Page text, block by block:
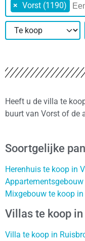
× Vorst (1190)
Heeft u de villa te
buurt van Vorst of de
Soortgelijke
Herenhuis te koop in
Mixgebouw te koop
Villas te koop
Villa te koop in